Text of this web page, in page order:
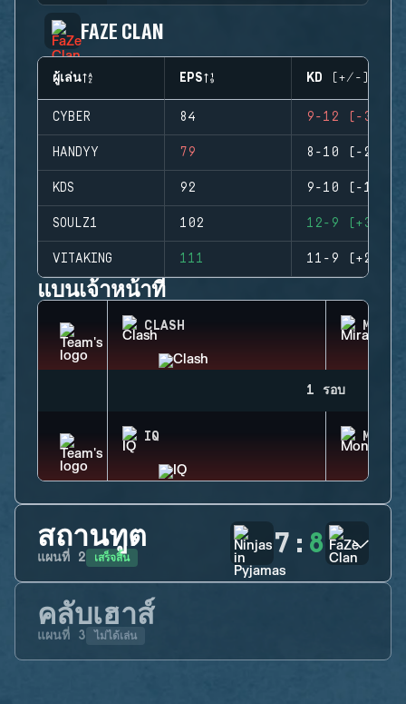
FAZE CLAN
ผู้เล่น EPS KD (+/-)
CYBER 84 9-12 (-3)
HANDYY 79 8-10 (-2)
KDS 92 9-10 (-1)
SOULZ1 102 12-9 (+3)
VITAKING 111 11-9 (+2)
แบนเจ้าหน้าที่
CLASH MIRA
1 รอบ
IQ
สถานทูต
แผนที่ 2 เสร็จสิ้น 7 : 8
คลับเฮาส์
แผนที่ 3 ไม่ได้เล่น